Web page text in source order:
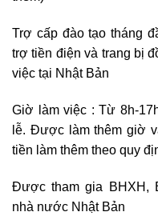
Trợ cấp đào tạo tháng
trợ tiền điện và trang bị
việc tại Nhật Bản
Giờ làm việc : Từ 8h-
lễ. Được làm thêm giờ
tiền làm thêm theo quy
Được tham gia BHXH,
nhà nước Nhật Bản